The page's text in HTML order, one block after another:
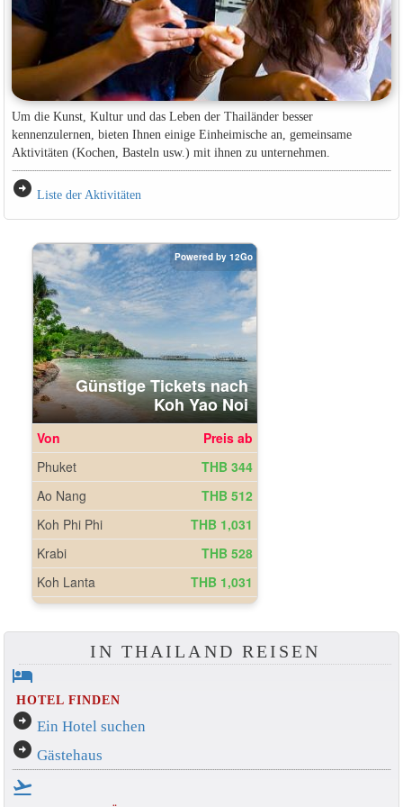
Um die Kunst, Kultur und das Leben der Thailänder besser
kennenzulernen, bieten Ihnen einige Einheimische an, gemeinsame
Aktivitäten (Kochen, Basteln usw.) mit ihnen zu unternehmen.
arrow_circle_right Liste der Aktivitäten
IN THAILAND REISEN
hotel
HOTEL FINDEN
arrow_circle_right Ein Hotel suchen
arrow_circle_right Gästehaus
flight_takeoff